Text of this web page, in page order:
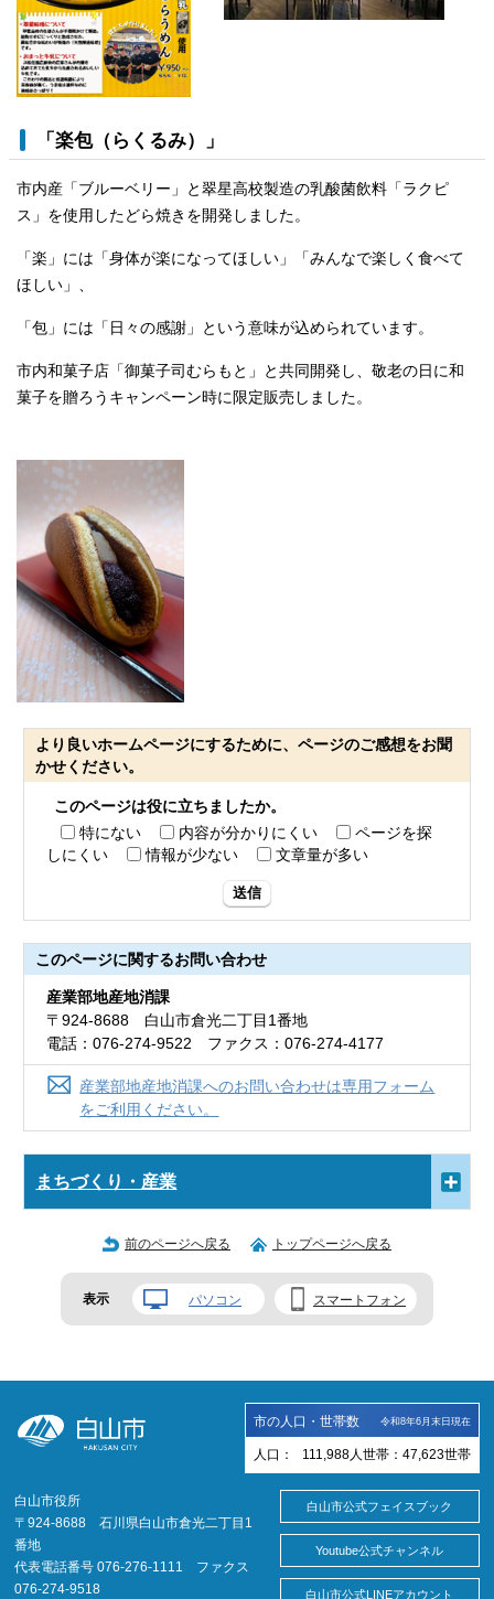
「楽包（らくるみ）」
市内産「ブルーベリー」と翠星高校製造の乳酸菌飲料「ラクピ
ス」を使用したどら焼きを開発しました。
「楽」には「身体が楽になってほしい」「みんなで楽しく食べて
ほしい」、
「包」には「日々の感謝」という意味が込められています。
市内和菓子店「御菓子司むらもと」と共同開発し、敬老の日に和
菓子を贈ろうキャンペーン時に限定販売しました。
より良いホームページにするために、ページのご感想をお聞
かせください。
このページは役に立ちましたか。
特にない
内容が分かりにくい
ページを探
しにくい
情報が少ない 文章量が多い
送信
このページに関するお問い合わせ
産業部地産地消課
〒924-8688 白山市倉光二丁目1番地
電話：076-274-9522 ファクス：076-274-4177
産業部地産地消課へのお問い合わせは専用フォーム
をご利用ください。
まちづくり・産業
前のページへ戻る トップページへ戻る
表示 パソコン スマートフォン
市の人口・世帯数 令和8年6月末日現在
人口： 111,988 人 世帯： 47,623世帯
白山市役所
〒924-8688 石川県白山市倉光二丁目1
番地
代表電話番号 076-276-1111 ファクス
076-274-9518
白山市公式フェイスブック
Youtube公式チャンネル
白山市公式LINEアカウント